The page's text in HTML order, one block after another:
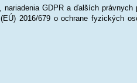
GDPR a ďalších
2016/679 o ochrane fyzických